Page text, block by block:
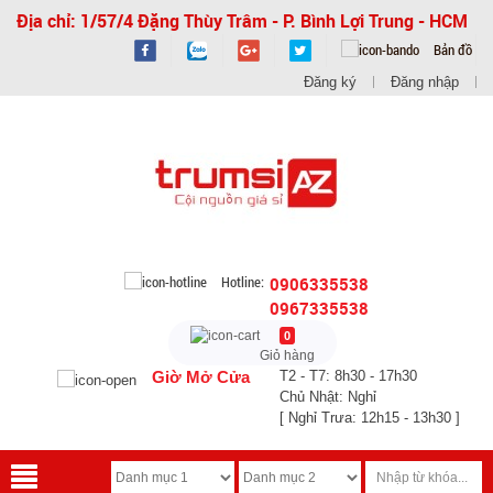
Địa chỉ: 1/57/4 Đặng Thùy Trâm - P. Bình Lợi Trung - HCM
Bản đồ
Đăng ký Đăng nhập
Hotline: 0906335538
0967335538
0
Giỏ hàng
Giờ Mở Cửa
T2 - T7: 8h30 - 17h30
Chủ Nhật: Nghỉ
[ Nghỉ Trưa: 12h15 - 13h30 ]